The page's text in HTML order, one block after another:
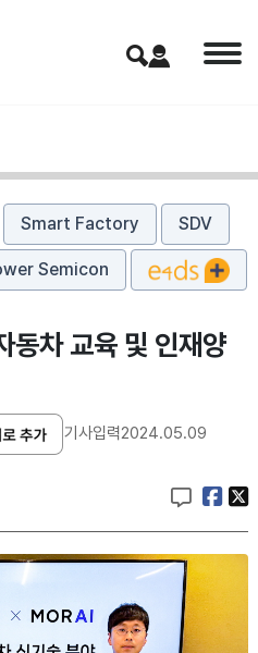
Smart Factory SDV
Semicon
동차 교육 및 인재양
기사입력2024.05.09